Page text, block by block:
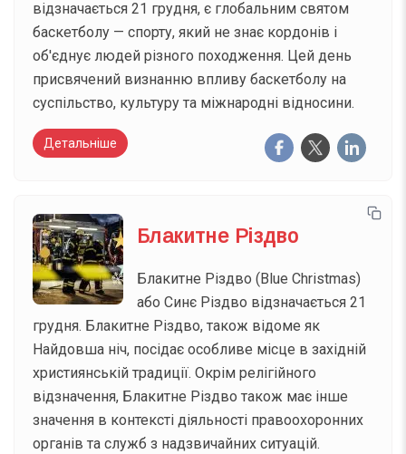
відзначається 21 грудня, є глобальним святом
баскетболу — спорту, який не знає кордонів і
об'єднує людей різного походження. Цей день
присвячений визнанню впливу баскетболу на
суспільство, культуру та міжнародні відносини.
Детальніше
Блакитне Різдво
Блакитне Різдво (Blue Christmas)
або Синє Різдво відзначається 21
грудня. Блакитне Різдво, також відоме як
Найдовша ніч, посідає особливе місце в західній
християнській традиції. Окрім релігійного
відзначення, Блакитне Різдво також має інше
значення в контексті діяльності правоохоронних
органів та служб з надзвичайних ситуацій.